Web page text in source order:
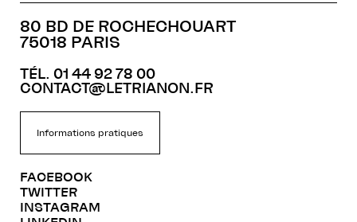
80 BD DE ROCHECHOUART
75018 PARIS
TÉL. 01 44 92 78 00
CONTACT@LETRIANON.FR
Informations pratiques
FACEBOOK
TWITTER
INSTAGRAM